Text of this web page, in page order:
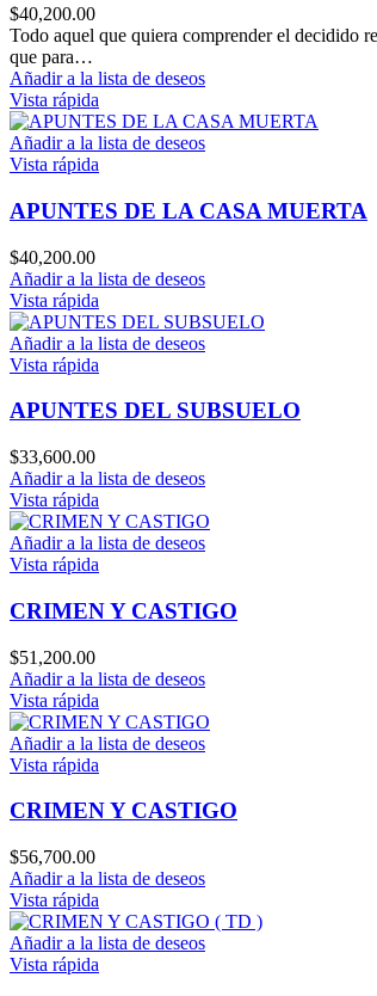
$40,200.00
Todo aquel que quiera comprender el decidido
que para…
Añadir a la lista de deseos
Vista rápida
Añadir a la lista de deseos
Vista rápida
APUNTES DE LA CASA MUERTA
$40,200.00
Añadir a la lista de deseos
Vista rápida
Añadir a la lista de deseos
Vista rápida
APUNTES DEL SUBSUELO
$33,600.00
Añadir a la lista de deseos
Vista rápida
Añadir a la lista de deseos
Vista rápida
CRIMEN Y CASTIGO
$51,200.00
Añadir a la lista de deseos
Vista rápida
Añadir a la lista de deseos
Vista rápida
CRIMEN Y CASTIGO
$56,700.00
Añadir a la lista de deseos
Vista rápida
Añadir a la lista de deseos
Vista rápida